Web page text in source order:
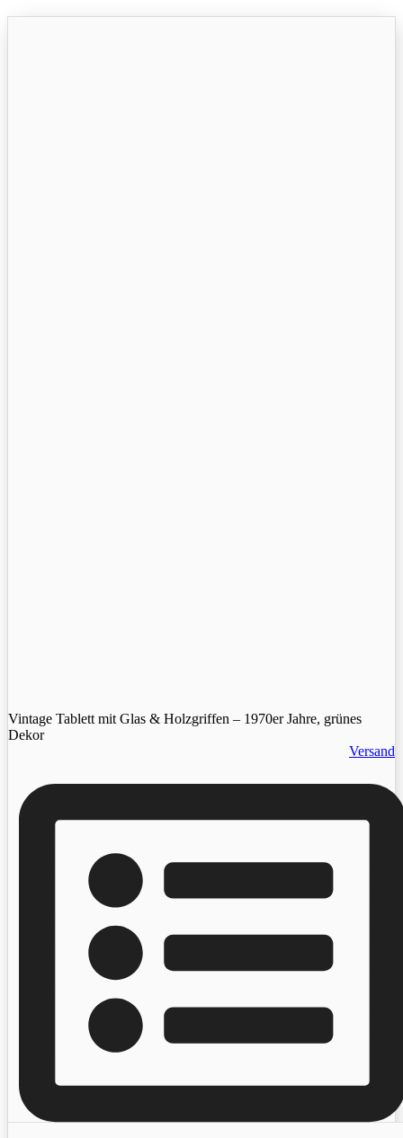
Vintage Tablett mit Glas & Holzgriffen – 1970er Jahre, grünes
Dekor
Versand